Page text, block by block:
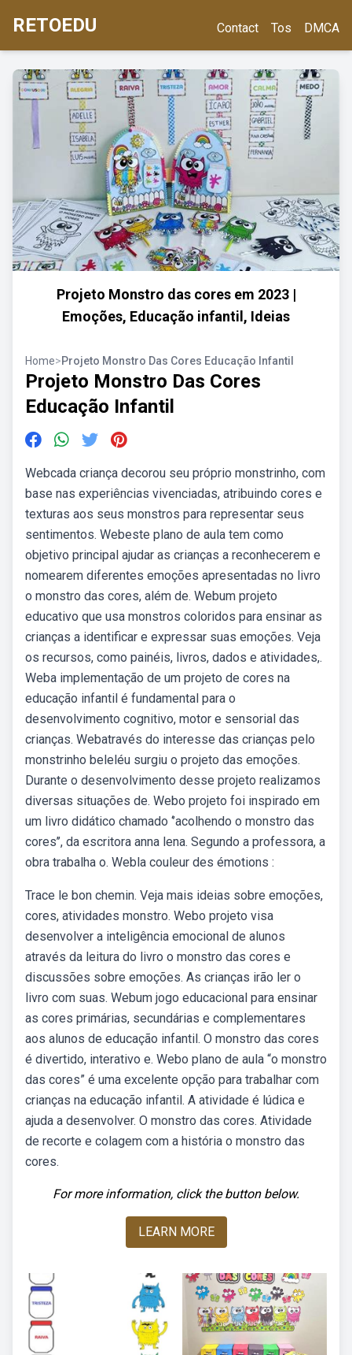
RETOEDU Contact Tos DMCA
Projeto Monstro das cores em 2023 |
Emoções, Educação infantil, Ideias
Home>Projeto Monstro Das Cores Educação Infantil
Projeto Monstro Das Cores
Educação Infantil
Webcada criança decorou seu próprio monstrinho, com
base nas experiências vivenciadas, atribuindo cores e
texturas aos seus monstros para representar seus
sentimentos. Webeste plano de aula tem como
objetivo principal ajudar as crianças a reconhecerem e
nomearem diferentes emoções apresentadas no livro
o monstro das cores, além de. Webum projeto
educativo que usa monstros coloridos para ensinar as
crianças a identificar e expressar suas emoções. Veja
os recursos, como painéis, livros, dados e atividades,.
Weba implementação de um projeto de cores na
educação infantil é fundamental para o
desenvolvimento cognitivo, motor e sensorial das
crianças. Webatravés do interesse das crianças pelo
monstrinho beleléu surgiu o projeto das emoções.
Durante o desenvolvimento desse projeto realizamos
diversas situações de. Webo projeto foi inspirado em
um livro didático chamado ‘’acolhendo o monstro das
cores’’, da escritora anna lena. Segundo a professora, a
obra trabalha o. Webla couleur des émotions :
Trace le bon chemin. Veja mais ideias sobre emoções,
cores, atividades monstro. Webo projeto visa
desenvolver a inteligência emocional de alunos
através da leitura do livro o monstro das cores e
discussões sobre emoções. As crianças irão ler o
livro com suas. Webum jogo educacional para ensinar
as cores primárias, secundárias e complementares
aos alunos de educação infantil. O monstro das cores
é divertido, interativo e. Webo plano de aula “o monstro
das cores” é uma excelente opção para trabalhar com
crianças na educação infantil. A atividade é lúdica e
ajuda a desenvolver. O monstro das cores. Atividade
de recorte e colagem com a história o monstro das
cores.
For more information, click the button below.
LEARN MORE